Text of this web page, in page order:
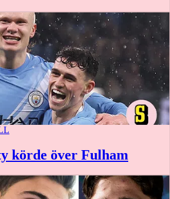
körde över Fulham